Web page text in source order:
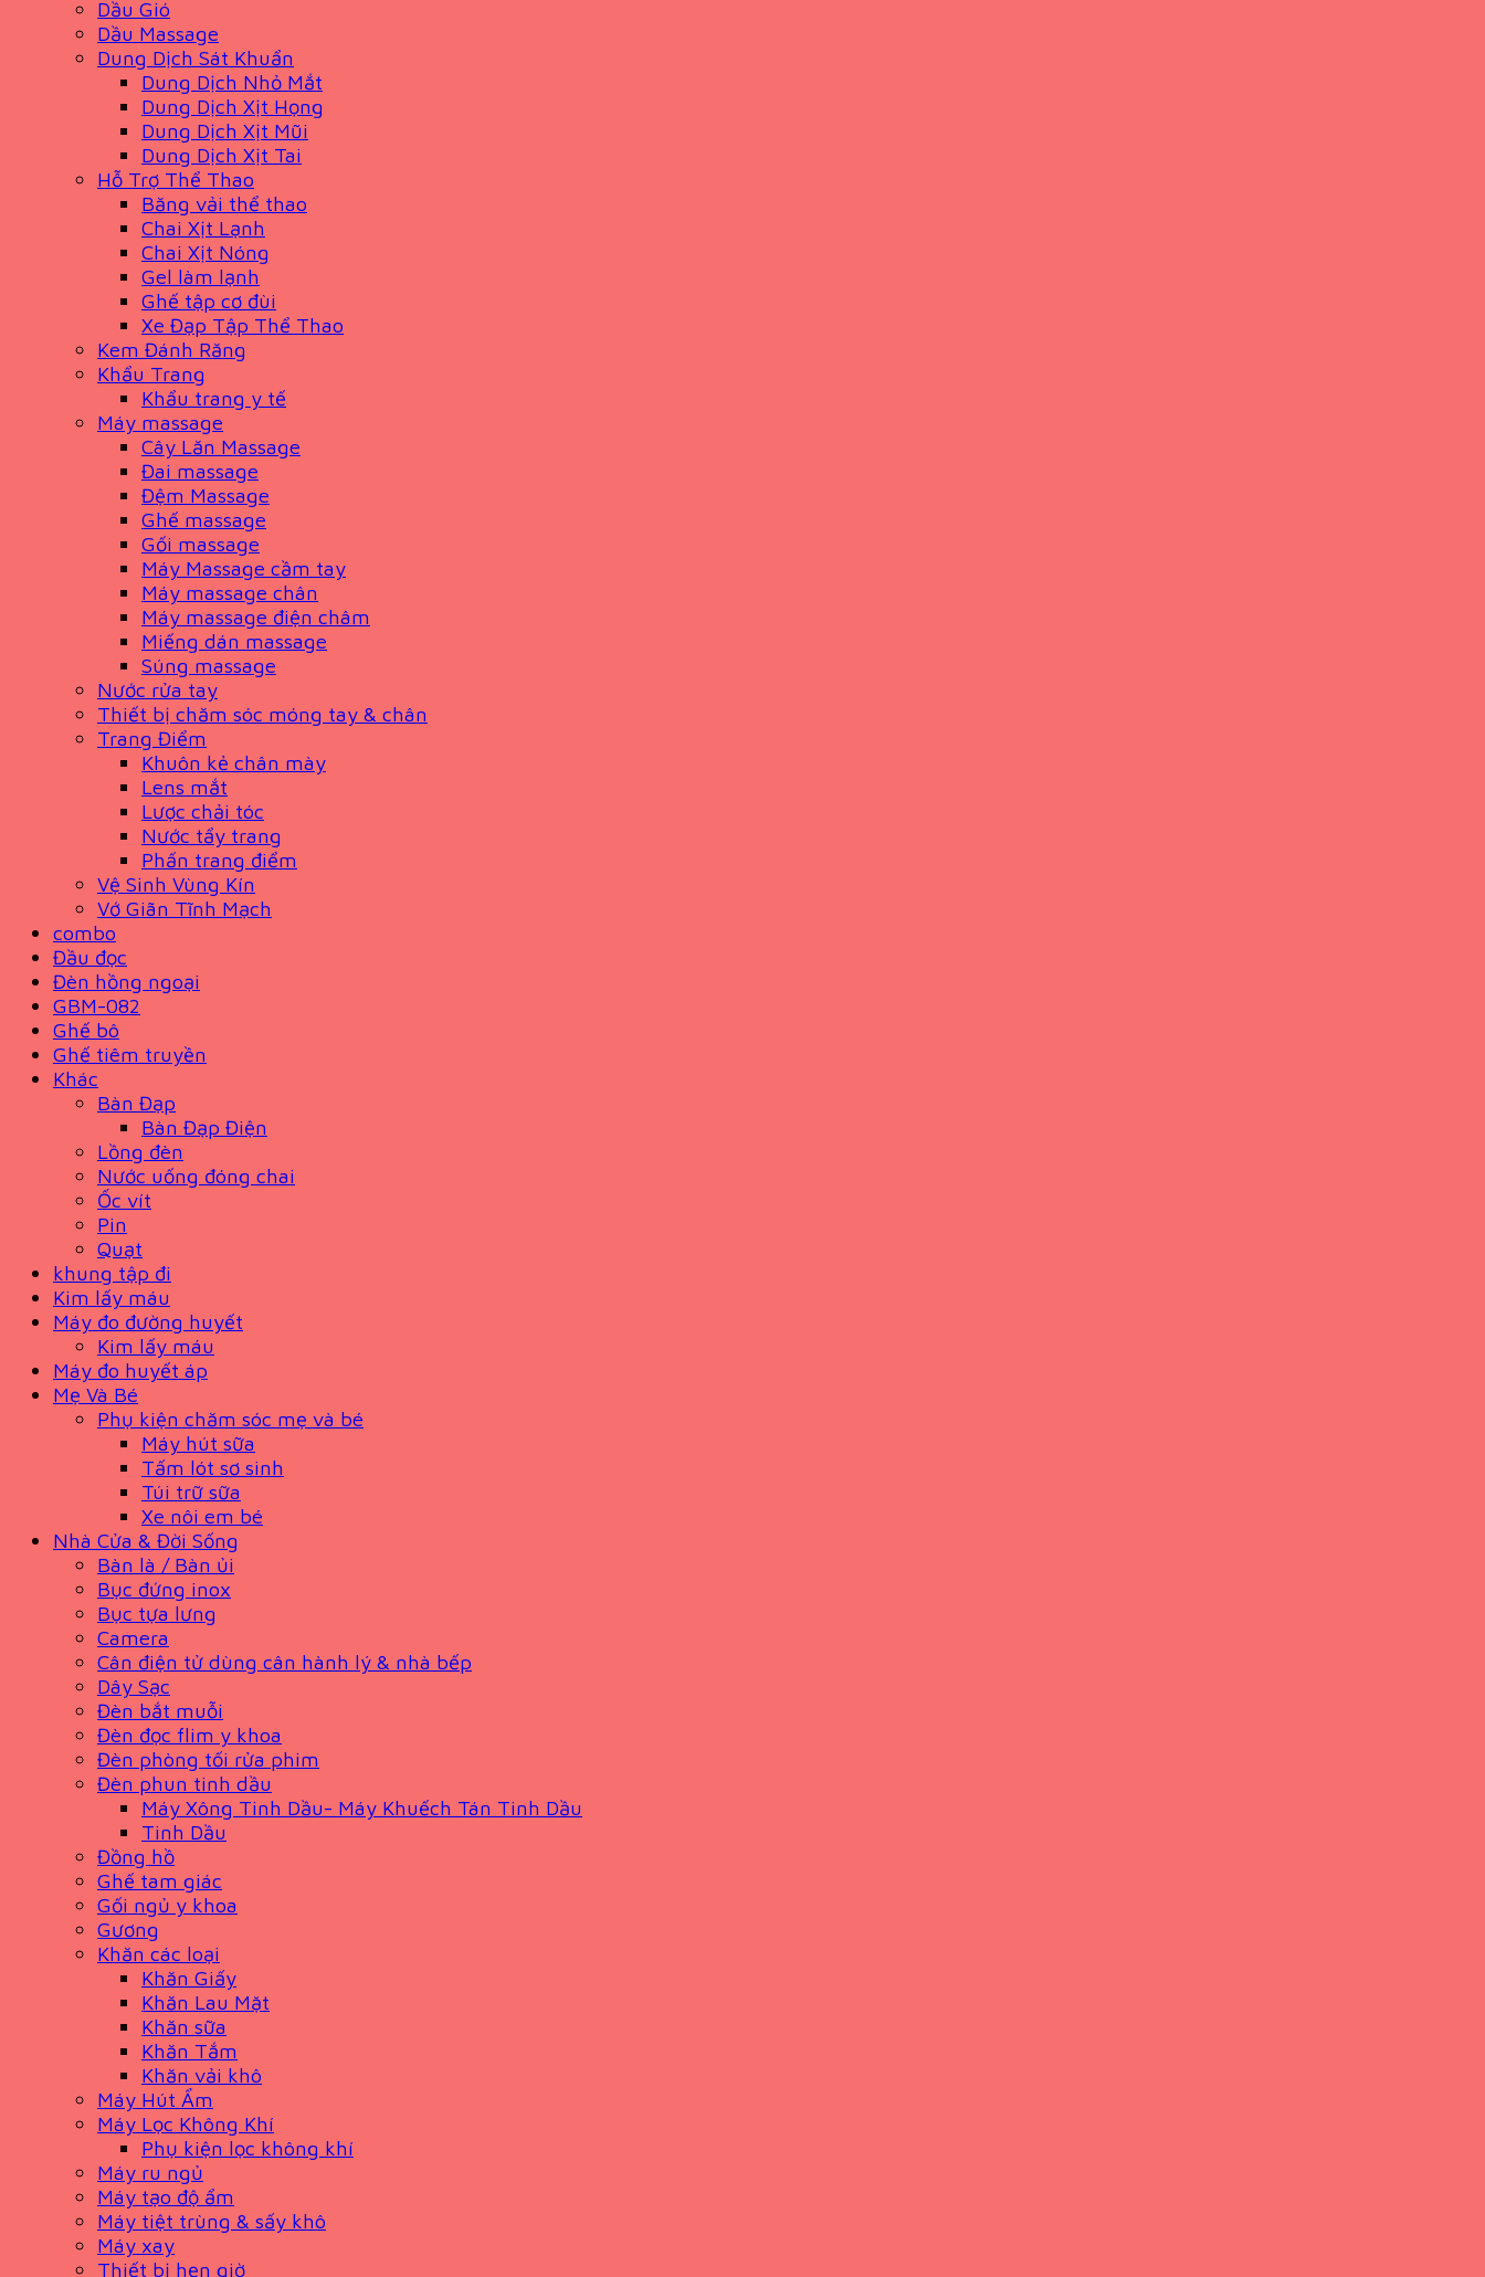
Dầu Gió
Dầu Massage
Dung Dịch Sát Khuẩn
Dung Dịch Nhỏ Mắt
Dung Dịch Xịt Họng
Dung Dịch Xịt Mũi
Dung Dịch Xịt Tai
Hỗ Trợ Thể Thao
Băng vải thể thao
Chai Xịt Lạnh
Chai Xịt Nóng
Gel làm lạnh
Ghế tập cơ đùi
Xe Đạp Tập Thể Thao
Kem Đánh Răng
Khẩu Trang
Khẩu trang y tế
Máy massage
Cây Lăn Massage
Đai massage
Đệm Massage
Ghế massage
Gối massage
Máy Massage cầm tay
Máy massage chân
Máy massage điện châm
Miếng dán massage
Súng massage
Nước rửa tay
Thiết bị chăm sóc móng tay & chân
Trang Điểm
Khuôn kẻ chân mày
Lens mắt
Lược chải tóc
Nước tẩy trang
Phấn trang điểm
Vệ Sinh Vùng Kín
Vớ Giãn Tĩnh Mạch
combo
Đầu đọc
Đèn hồng ngoại
GBM-082
Ghế bô
Ghế tiêm truyền
Khác
Bàn Đạp
Bàn Đạp Điện
Lồng đèn
Nước uống đóng chai
Ốc vít
Pin
Quạt
khung tập đi
Kim lấy máu
Máy đo đường huyết
Kim lấy máu
Máy đo huyết áp
Mẹ Và Bé
Phụ kiện chăm sóc mẹ và bé
Máy hút sữa
Tấm lót sơ sinh
Túi trữ sữa
Xe nôi em bé
Nhà Cửa & Đời Sống
Bàn là / Bàn ủi
Bục đứng inox
Bục tựa lưng
Camera
Cân điện tử dùng cân hành lý & nhà bếp
Dây Sạc
Đèn bắt muỗi
Đèn đọc flim y khoa
Đèn phòng tối rửa phim
Đèn phun tinh dầu
Máy Xông Tinh Dầu- Máy Khuếch Tán Tinh Dầu
Tinh Dầu
Đồng hồ
Ghế tam giác
Gối ngủ y khoa
Gương
Khăn các loại
Khăn Giấy
Khăn Lau Mặt
Khăn sữa
Khăn Tắm
Khăn vải khô
Máy Hút Ẩm
Máy Lọc Không Khí
Phụ kiện lọc không khí
Máy ru ngủ
Máy tạo độ ẩm
Máy tiệt trùng & sấy khô
Máy xay
Thiết bị hẹn giờ